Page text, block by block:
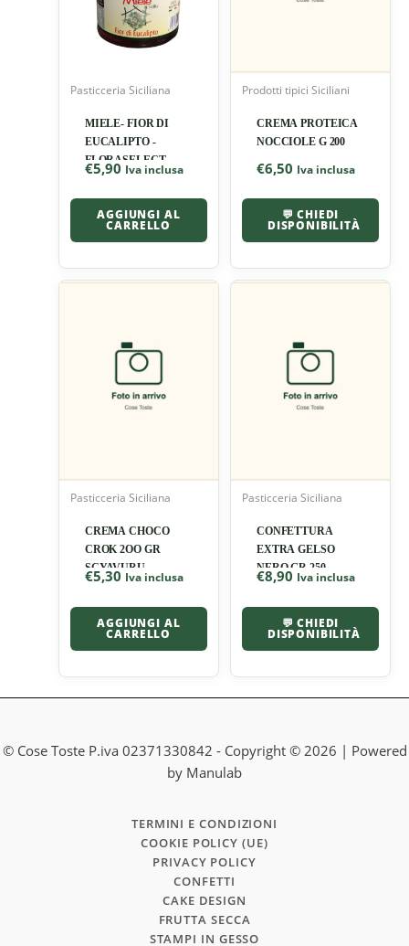
Pasticceria Siciliana
MIELE- FIOR DI
EUCALIPTO -
FLORASELECT
€5,90 Iva inclusa
AGGIUNGI AL
CARRELLO
Prodotti tipici Siciliani
CREMA PROTEICA
NOCCIOLE G 200
€6,50 Iva inclusa
💬 CHIEDI
DISPONIBILITÀ
Pasticceria Siciliana
CREMA CHOCO
CROK 2OO GR
SCYAVURU
€5,30 Iva inclusa
AGGIUNGI AL
CARRELLO
Pasticceria Siciliana
CONFETTURA
EXTRA GELSO
NERO GR 250
€8,90 Iva inclusa
💬 CHIEDI
DISPONIBILITÀ
© Cose Toste P.iva 02371330842 - Copyright © 2026 | Powered
by Manulab
TERMINI E CONDIZIONI
COOKIE POLICY (UE)
PRIVACY POLICY
CONFETTI
CAKE DESIGN
FRUTTA SECCA
STAMPI IN GESSO